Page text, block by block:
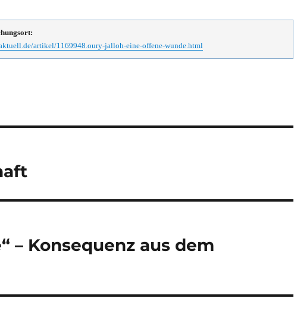
artikel/1169948.oury-jalloh-eine-offene-wunde.html
– Konsequenz aus dem